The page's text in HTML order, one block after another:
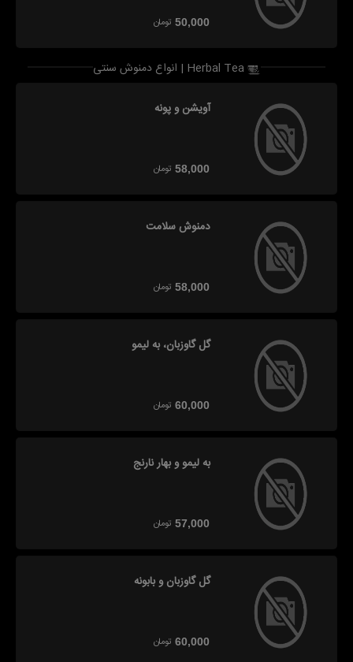
50,000 تومان
انواع دمنوش سنتی | Herbal Tea
آویشن و پونه
58,000 تومان
دمنوش سلامت
58,000 تومان
گل گاوزبان، به لیمو
60,000 تومان
به لیمو و بهار نارنج
57,000 تومان
گل گاوزبان و بابونه
60,000 تومان